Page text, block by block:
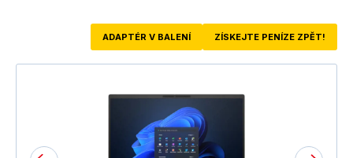
ADAPTÉR V BALENÍ ZÍSKEJTE PENÍZE ZPĚT!